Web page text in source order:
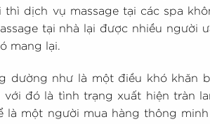
dịch vụ massage tại các spa
tại nhà lại được nhiều người
mang lại.
dường như là một điều khó khăn
đó là tình trạng xuất hiện tràn
một người mua hàng thông